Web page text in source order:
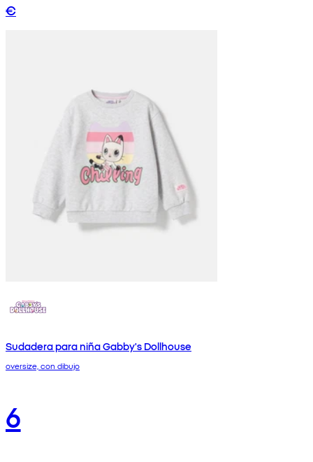
€
Sudadera para niña Gabby's Dollhouse
oversize, con dibujo
6